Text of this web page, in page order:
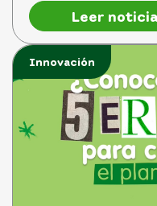
Leer
Innovación